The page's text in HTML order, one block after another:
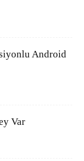
Android
Var